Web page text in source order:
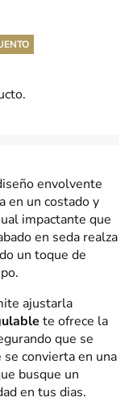
envolvente
en un costado y
impactante que
en seda realza
un toque de
ajustarla
te ofrece la
que se
se convierta en una
busque un
en tus dias.